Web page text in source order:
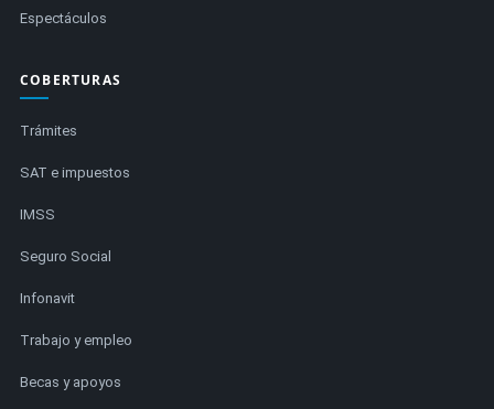
Espectáculos
COBERTURAS
Trámites
SAT e impuestos
IMSS
Seguro Social
Infonavit
Trabajo y empleo
Becas y apoyos